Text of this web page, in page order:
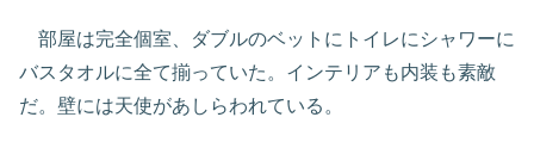
部屋は完全個室、ダブルのベットにトイレにシャワーに
バスタオルに全て揃っていた。インテリアも内装も素敵
だ。壁には天使があしらわれている。